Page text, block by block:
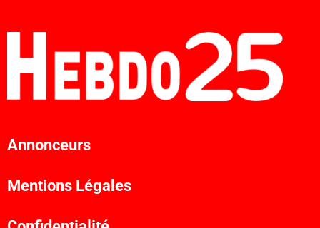
Annonceurs
Mentions Légales